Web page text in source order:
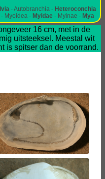
- Autobranchia - Heteroconchia
Myoidea - Myidae - Myinae - Mya
16 cm, met in de
uitsteeksel. Meestal wit
is spitser dan de voorrand.